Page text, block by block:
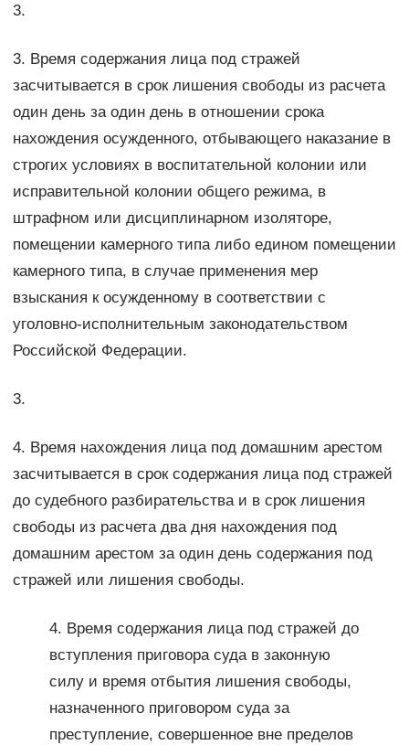
3.
3. Время содержания лица под стражей
засчитывается в срок лишения свободы из расчета
один день за один день в отношении срока
нахождения осужденного, отбывающего наказание в
строгих условиях в воспитательной колонии или
исправительной колонии общего режима, в
штрафном или дисциплинарном изоляторе,
помещении камерного типа либо едином помещении
камерного типа, в случае применения мер
взыскания к осужденному в соответствии с
уголовно-исполнительным законодательством
Российской Федерации.
3.
4. Время нахождения лица под домашним арестом
засчитывается в срок содержания лица под стражей
до судебного разбирательства и в срок лишения
свободы из расчета два дня нахождения под
домашним арестом за один день содержания под
стражей или лишения свободы.
4. Время содержания лица под стражей до
вступления приговора суда в законную
силу и время отбытия лишения свободы,
назначенного приговором суда за
преступление, совершенное вне пределов